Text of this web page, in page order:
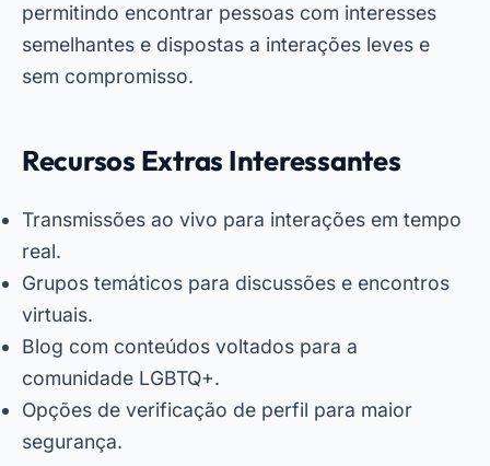
permitindo encontrar pessoas com interesses
semelhantes e dispostas a interações leves e
sem compromisso.
Recursos Extras Interessantes
Transmissões ao vivo para interações em tempo
real.
Grupos temáticos para discussões e encontros
virtuais.
Blog com conteúdos voltados para a
comunidade LGBTQ+.
Opções de verificação de perfil para maior
segurança.